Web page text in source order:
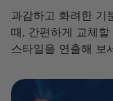
과감하고 화려한 기
때, 간편하게 교체
스타일을 연출해 보